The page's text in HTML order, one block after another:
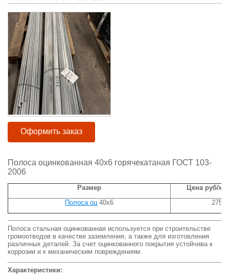
Оформить заказ
Полоса оцинкованная 40х6 горячекатаная ГОСТ 103-
2006
Размер
Цена руб/м.
Полоса оц40х6 275
Полоса стальная оцинкованная используется при строительстве
громоотводов в качестве заземления, а также для изготовления
различных деталей. За счет оцинкованного покрытия устойчива к
коррозии и к механическим повреждениям.
Характеристики: